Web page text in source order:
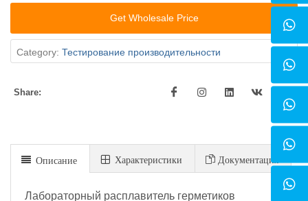
Get Wholesale Price
Category: Тестирование производительности
Share:
Описание Xарактеристики Документация
Лабораторный расплавитель герметиков